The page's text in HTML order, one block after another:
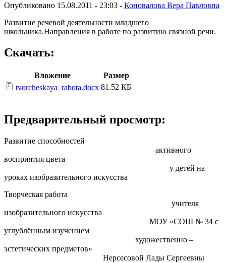
Опубликовано 15.08.2011 - 23:03 - Коновалова Вера Павловна
Развитие речевой деятельности младшего
школьника.Направления в работе по развитию связной речи.
Скачать:
Вложение
Размер
tvorcheskaya_rabota.docx 81.52 КБ
Предварительный просмотр:
Развитие способностей
активного
восприятия цвета
у детей на
уроках изобразительного искусства
Творческая работа
учителя
изобразительного искусства
МОУ «СОШ № 34 с
углублённым изучением
художественно –
эстетических предметов»
Нерсесовой Лады Сергеевны